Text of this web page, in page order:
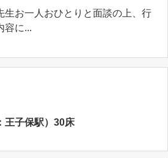
生お一人おひとりと面談の上、行
容に...
王子保駅）30床